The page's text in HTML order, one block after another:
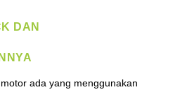
DAN
ada yang menggunakan